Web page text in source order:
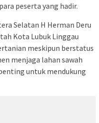
peserta yang hadir.
Selatan H Herman Deru
Kota Lubuk Linggau
meskipun berstatus
menjaga lahan sawah
untuk mendukung